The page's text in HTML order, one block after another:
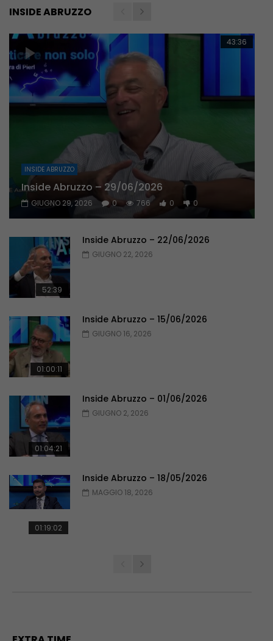
INSIDE ABRUZZO
43:36
INSIDE ABRUZZO
Inside Abruzzo – 29/06/2026
GIUGNO 29, 2026 0 766 0 0
52:39
Inside Abruzzo – 22/06/2026
GIUGNO 22, 2026
01:00:11
Inside Abruzzo – 15/06/2026
GIUGNO 16, 2026
01:04:21
Inside Abruzzo – 01/06/2026
GIUGNO 2, 2026
01:19:02
Inside Abruzzo – 18/05/2026
MAGGIO 18, 2026